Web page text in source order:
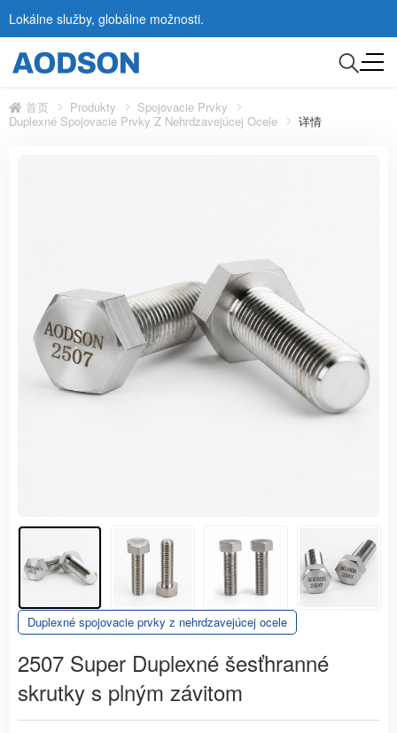
Lokálne služby, globálne možnosti.
首页 Produkty
Spojovacie Prvky
Duplexné Spojovacie Prvky Z Nehrdzavejúcej Ocele
详情
Duplexné spojovacie prvky z nehrdzavejúcej ocele
2507 Super Duplexné šesťhranné
skrutky s plným závitom